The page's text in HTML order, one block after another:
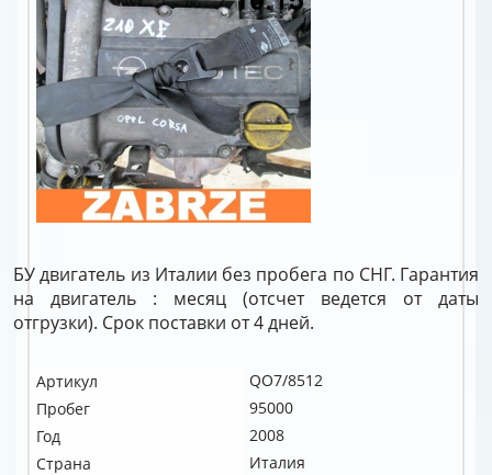
БУ двигатель из Италии без пробега по СНГ. Гарантия
на двигатель : месяц (отсчет ведется от даты
отгрузки). Срок поставки от 4 дней.
Артикул
QO7/8512
Пробег
95000
Год
2008
Страна
Италия